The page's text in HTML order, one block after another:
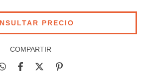
COMPARTIR